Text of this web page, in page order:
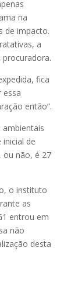
na
de impacto.
a
procuradora.
fica
essa
então”.
de
ou não, é 27
o instituto
as
entrou em
não
desta